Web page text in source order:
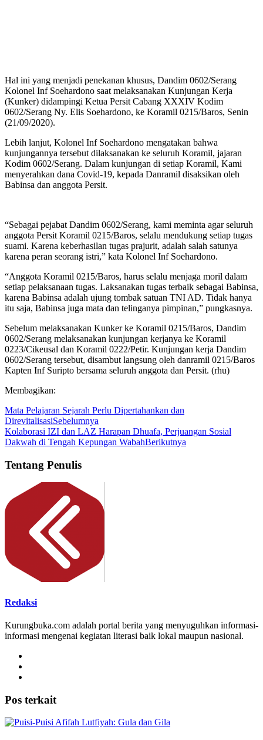
Hal ini yang menjadi penekanan khusus, Dandim 0602/Serang
Kolonel Inf Soehardono saat melaksanakan Kunjungan Kerja
(Kunker) didampingi Ketua Persit Cabang XXXIV Kodim
0602/Serang Ny. Elis Soehardono, ke Koramil 0215/Baros, Senin
(21/09/2020).
Lebih lanjut, Kolonel Inf Soehardono mengatakan bahwa
kunjungannya tersebut dilaksanakan ke seluruh Koramil, jajaran
Kodim 0602/Serang. Dalam kunjungan di setiap Koramil, Kami
menyerahkan dana Covid-19, kepada Danramil disaksikan oleh
Babinsa dan anggota Persit.
“Sebagai pejabat Dandim 0602/Serang, kami meminta agar seluruh
anggota Persit Koramil 0215/Baros, selalu mendukung setiap tugas
suami. Karena keberhasilan tugas prajurit, adalah salah satunya
karena peran seorang istri,” kata Kolonel Inf Soehardono.
“Anggota Koramil 0215/Baros, harus selalu menjaga moril dalam
setiap pelaksanaan tugas. Laksanakan tugas terbaik sebagai Babinsa,
karena Babinsa adalah ujung tombak satuan TNI AD. Tidak hanya
itu saja, Babinsa juga mata dan telinganya pimpinan,” pungkasnya.
Sebelum melaksanakan Kunker ke Koramil 0215/Baros, Dandim
0602/Serang melaksanakan kunjungan kerjanya ke Koramil
0223/Cikeusal dan Koramil 0222/Petir. Kunjungan kerja Dandim
0602/Serang tersebut, disambut langsung oleh danramil 0215/Baros
Kapten Inf Suripto bersama seluruh anggota dan Persit. (rhu)
Membagikan:
Mata Pelajaran Sejarah Perlu Dipertahankan dan
DirevitalisasiSebelumnya
Kolaborasi IZI dan LAZ Harapan Dhuafa, Perjuangan Sosial
Dakwah di Tengah Kepungan WabahBerikutnya
Tentang Penulis
Redaksi
Kurungbuka.com adalah portal berita yang menyuguhkan informasi-
informasi mengenai kegiatan literasi baik lokal maupun nasional.
Pos terkait